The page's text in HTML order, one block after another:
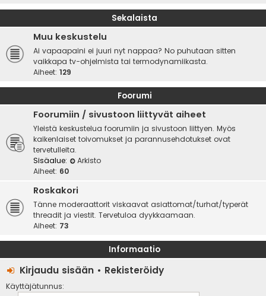
Sekalaista
Muu keskustelu
Ai vapaapaini ei juuri nyt nappaa? No puhutaan sitten
vaikkapa tv-ohjelmista tai termodynamiikasta.
Aiheet: 129
Foorumi
Foorumiin / sivustoon liittyvät aiheet
Yleistä keskustelua foorumiin ja sivustoon liittyen. Myös
kaikenlaiset toivomukset ja parannusehdotukset ovat
tervetulleita.
Sisäalue:
Arkisto
Aiheet: 60
Roskakori
Tänne moderaattorit viskaavat asiattomat/turhat/typerät
threadit ja viestit. Tervetuloa dyykkaamaan.
Aiheet: 73
Informaatio
Kirjaudu sisään • Rekisteröidy
Käyttäjätunnus: